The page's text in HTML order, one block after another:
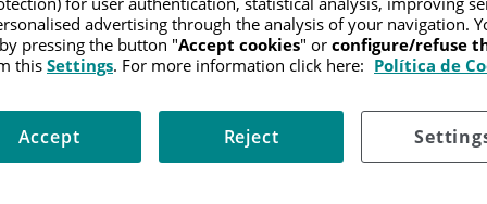
con dosis altas. Esto ocurre a pocos días o semanas
Le pondrán inyecciones diarias de un factor de
madre. Esto toma entre 3-4 horas utilizando una máquina. Las
advertising through the analysis of your navigation.
pressing the button "Accept cookies" or configure/refuse
thisSettings. For more information click here: Política de
Reject
Accept